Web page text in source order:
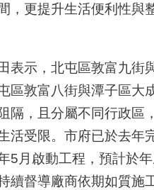
，更提升生活便利性與
表示，北屯區敦富九街
區敦富八街與潭子區大
隔，且分屬不同行政區
活受限。市府已於去年
5月啟動工程，預計於
續督導廠商依期如質施